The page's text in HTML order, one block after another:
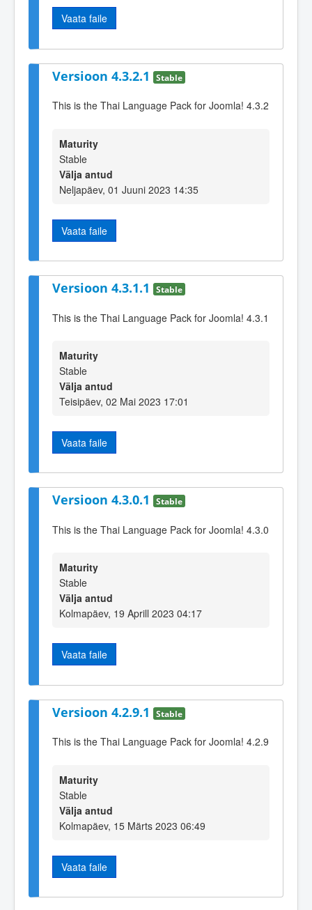
Vaata faile
Versioon 4.3.2.1 Stable
This is the Thai Language Pack for Joomla! 4.3.2
Maturity
Stable
Välja antud
Neljapäev, 01 Juuni 2023 14:35
Vaata faile
Versioon 4.3.1.1 Stable
This is the Thai Language Pack for Joomla! 4.3.1
Maturity
Stable
Välja antud
Teisipäev, 02 Mai 2023 17:01
Vaata faile
Versioon 4.3.0.1 Stable
This is the Thai Language Pack for Joomla! 4.3.0
Maturity
Stable
Välja antud
Kolmapäev, 19 Aprill 2023 04:17
Vaata faile
Versioon 4.2.9.1 Stable
This is the Thai Language Pack for Joomla! 4.2.9
Maturity
Stable
Välja antud
Kolmapäev, 15 Märts 2023 06:49
Vaata faile